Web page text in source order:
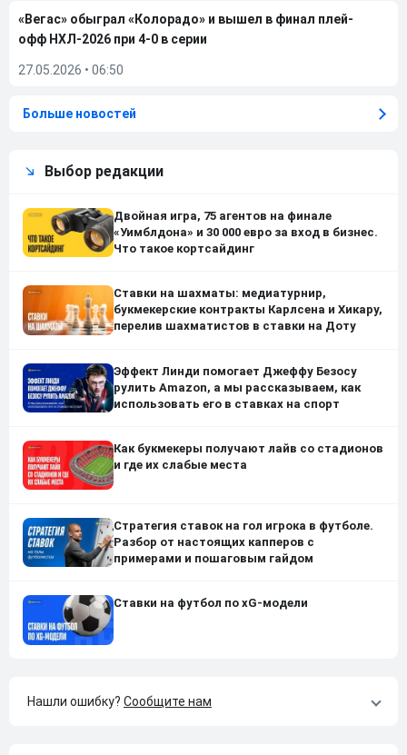
«Вегас» обыграл «Колорадо» и вышел в финал плей-
офф НХЛ-2026 при 4-0 в серии
27.05.2026 • 06:50
Больше новостей
Выбор редакции
Двойная игра, 75 агентов на финале
«Уимблдона» и 30 000 евро за вход в бизнес.
Что такое кортсайдинг
Ставки на шахматы: медиатурнир,
букмекерские контракты Карлсена и Хикару,
перелив шахматистов в ставки на Доту
Эффект Линди помогает Джеффу Безосу
рулить Amazon, а мы рассказываем, как
использовать его в ставках на спорт
Как букмекеры получают лайв со стадионов
и где их слабые места
Стратегия ставок на гол игрока в футболе.
Разбор от настоящих капперов с
примерами и пошаговым гайдом
Ставки на футбол по xG-модели
Нашли ошибку? Сообщите нам